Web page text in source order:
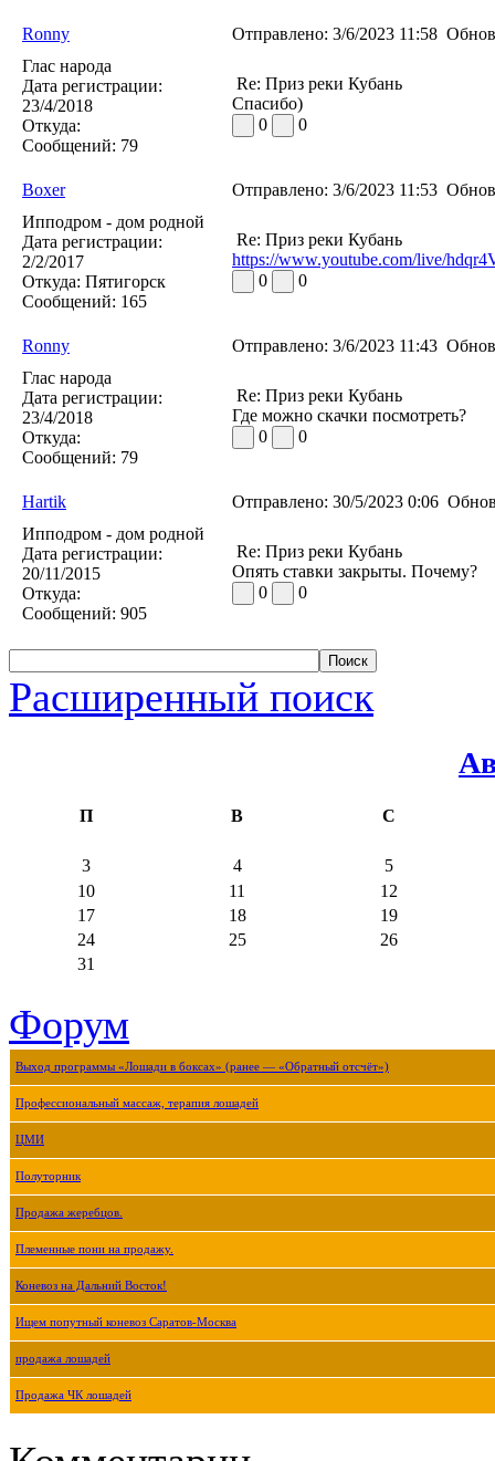
Ronny Отправлено: 3/6/2023 11:58
Глас народа
Дата регистрации:
23/4/2018
Откуда:
Сообщений: 79
Re: Приз реки Кубань
Спасибо)
0
0
Boxer Отправлено: 3/6/2023 11:53
Ипподром - дом родной
Дата регистрации:
2/2/2017
Откуда: Пятигорск
Сообщений: 165
Re: Приз реки Кубань
https://www.youtube.com/live/
0
0
Ronny Отправлено: 3/6/2023 11:43
Глас народа
Дата регистрации:
23/4/2018
Откуда:
Сообщений: 79
Re: Приз реки Кубань
Где можно скачки посмотреть?
0
0
Hartik Отправлено: 30/5/2023 0:06
Ипподром - дом родной
Дата регистрации:
20/11/2015
Откуда:
Сообщений: 905
Re: Приз реки Кубань
Опять ставки закрыты. Почему?
0
0
Расширенный поиск
П В С
3 4
5
10
11
12
17
18
19
24
25
26
31
Форум
Выход программы «Лошади в боксах» (ранее — «Обратный отсчёт»)
Профессиональный массаж, терапия лошадей
ЦМИ
Полуторник
Продажа жеребцов.
Племенные пони на продажу.
Коневоз на Дальний Восток!
Ищем попутный коневоз Саратов-Москва
продажа лошадей
Продажа ЧК лошадей